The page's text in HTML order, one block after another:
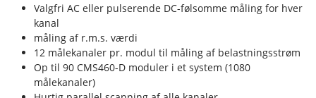
Valgfri AC eller pulserende DC-følsomme måling for hver
kanal
måling af r.m.s. værdi
12 målekanaler pr. modul til måling af belastningsstrøm
Op til 90 CMS460-D moduler i et system (1080
målekanaler)